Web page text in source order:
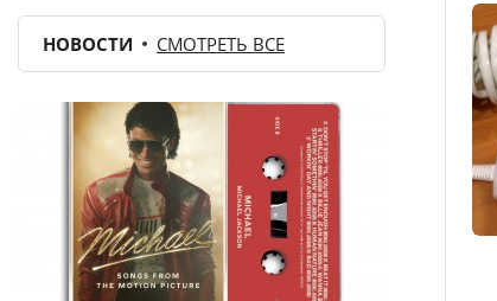
НОВОСТИ СМОТРЕТЬ ВСЕ